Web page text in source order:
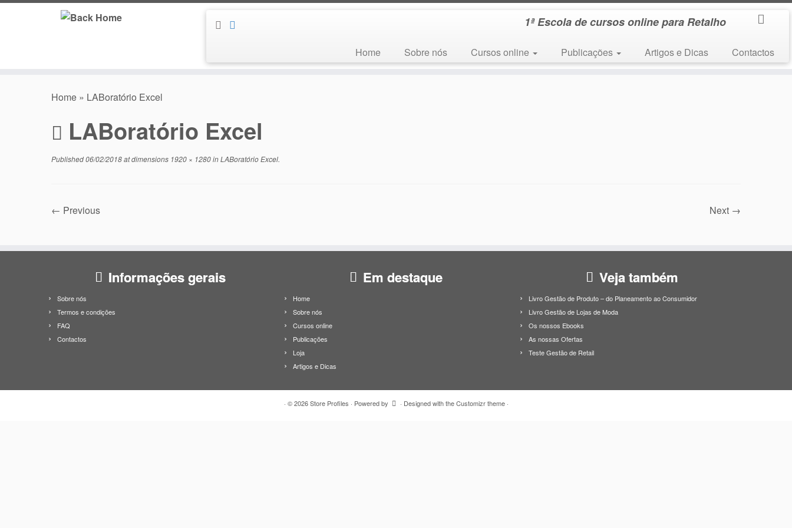
Skip
1ª Escola de cursos online para Retalho
Home Sobre nós Cursos online Publicações Artigos e Dicas Contactos
Home » LABoratório Excel
LABoratório Excel
Published06/02/2018at dimensions 1920 × 1280inLABoratório Excel.
← Previous Next →
Informações gerais
Sobre nós
Termos e condições
FAQ
Contactos
Em destaque
Home
Sobre nós
Cursos online
Publicações
Loja
Artigos e Dicas
Veja também
Livro Gestão de Produto – do Planeamento ao Consumidor
Livro Gestão de Lojas de Moda
Os nossos Ebooks
As nossas Ofertas
Teste Gestão de Retail
· © 2026 Store Profiles · Powered by · Designed with theCustomizr theme·